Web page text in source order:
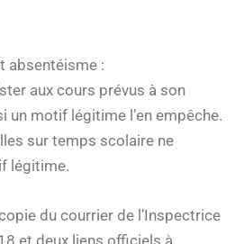
absentéisme :
aux cours prévus à son
un motif légitime l’en empêche.
sur temps scolaire ne
légitime.
du courrier de l’Inspectrice
et deux liens officiels à